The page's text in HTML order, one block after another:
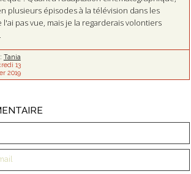
plusieurs épisodes à la télévision dans les
l'ai pas vue, mais je la regarderais volontiers
Tania
13
2019